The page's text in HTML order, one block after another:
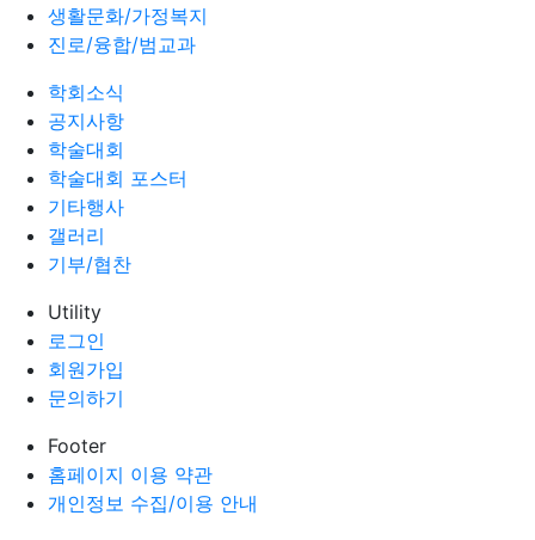
생활문화/가정복지
진로/융합/범교과
학회소식
공지사항
학술대회
학술대회 포스터
기타행사
갤러리
기부/협찬
Utility
로그인
회원가입
문의하기
Footer
홈페이지 이용 약관
개인정보 수집/이용 안내